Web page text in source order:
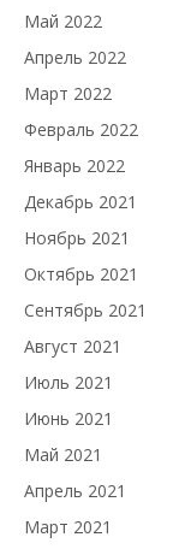
Май 2022
Апрель 2022
Март 2022
Февраль 2022
Январь 2022
Декабрь 2021
Ноябрь 2021
Октябрь 2021
Сентябрь 2021
Август 2021
Июль 2021
Июнь 2021
Май 2021
Апрель 2021
Март 2021